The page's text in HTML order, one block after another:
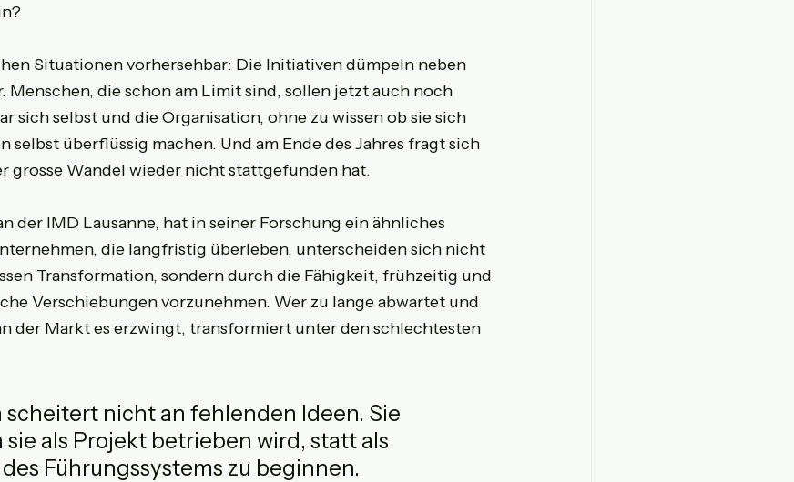
Situationen vorhersehbar: Die Initiativen dümpeln neben
Menschen, die schon am Limit sind, sollen jetzt auch noch
sich selbst und die Organisation, ohne zu wissen ob sie sich
selbst überflüssig machen. Und am Ende des Jahres fragt sich
grosse Wandel wieder nicht stattgefunden hat.
der IMD Lausanne, hat in seiner Forschung ein ähnliches
die langfristig überleben, unterscheiden sich nicht
Transformation, sondern durch die Fähigkeit, frühzeitig und
Verschiebungen vorzunehmen. Wer zu lange abwartet und
der Markt es erzwingt, transformiert unter den schlechtesten
nicht an fehlenden Ideen. Sie
als Projekt betrieben wird, statt als
Führungssystems zu beginnen.